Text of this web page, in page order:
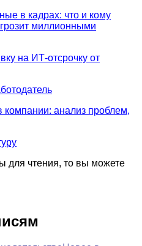
в кадрах: что и кому
миллионными
на ИТ-отсрочку от
компании: анализ проблем,
для чтения, то вы можете